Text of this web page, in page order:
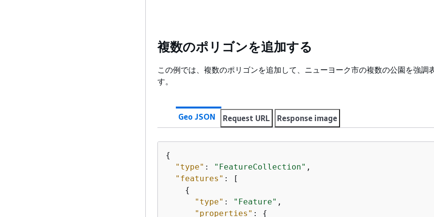
複数のポリゴンを追加する
この例では、複数のポリゴンを追加して、ニューヨーク市の複数の公園を強調
す。
Geo JSON Request URL Response image
{
"type" : "FeatureCollection" ,
"features" : [
{
"type" : "Feature" ,
"properties" : {